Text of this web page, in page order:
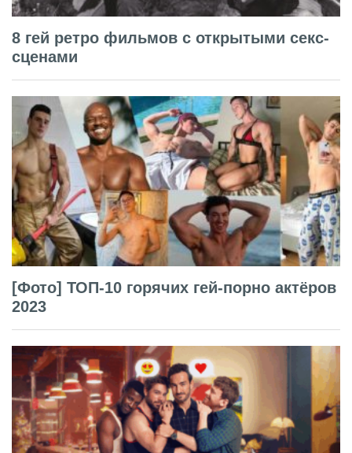
8 гей ретро фильмов с открытыми секс-
сценами
[Фото] ТОП-10 горячих гей-порно актёров
2023